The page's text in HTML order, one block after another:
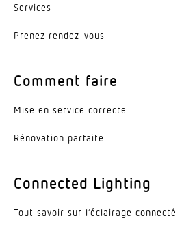
Services
Prenez rendez-vous
Comment faire
Mise en service correcte
Réno­vation parfaite
Connected Lighting
Tout savoir sur l’éclairage connecté